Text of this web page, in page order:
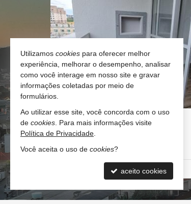
#279
CAMBORIÚ -SÃO FRANCISCO DE ASSIS
Apartamento
2 2 1 54,
Utilizamos cookies para oferecer melhor
experiência, melhorar o desempenho, analisar
como você interage em nosso site e gravar
informações coletadas por meio de
formulários.
Ao utilizar esse site, você concorda com o uso
de cookies . Para mais informações visite
Política de Privacidade
Você aceita o uso de cookies?
aceito cookies